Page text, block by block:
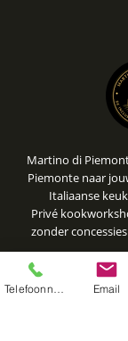
Martino di
Piemonte naar
Italiaanse
Privé
zonder
Email